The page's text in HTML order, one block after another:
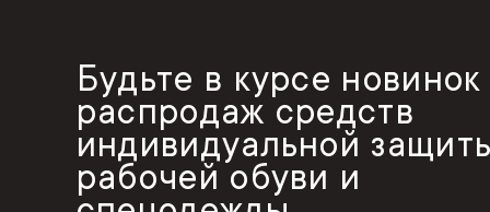
Будьте в курсе
распродаж средств
индивидуальной
рабочей обуви и